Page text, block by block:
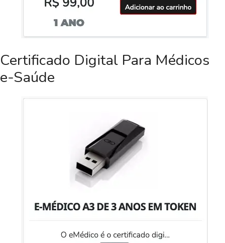
Certificado Digital Para Médicos
e-Saúde